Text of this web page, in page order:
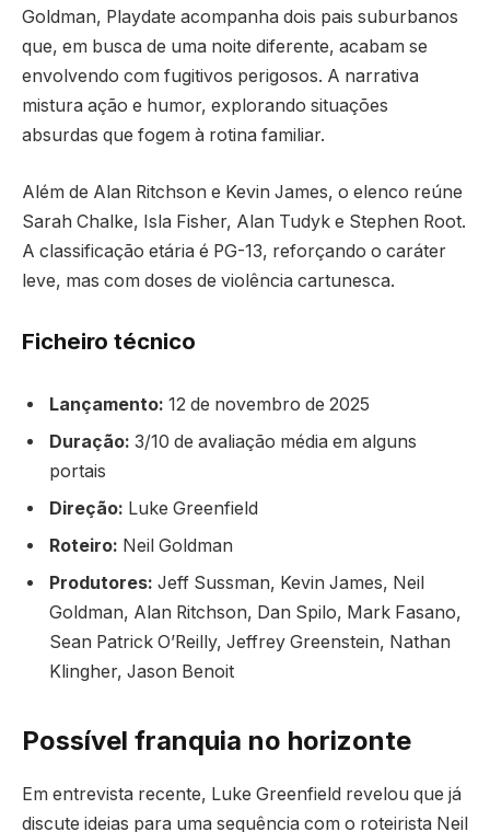
Goldman, Playdate acompanha dois pais suburbanos
que, em busca de uma noite diferente, acabam se
envolvendo com fugitivos perigosos. A narrativa
mistura ação e humor, explorando situações
absurdas que fogem à rotina familiar.
Além de Alan Ritchson e Kevin James, o elenco reúne
Sarah Chalke, Isla Fisher, Alan Tudyk e Stephen Root.
A classificação etária é PG-13, reforçando o caráter
leve, mas com doses de violência cartunesca.
Ficheiro técnico
Lançamento: 12 de novembro de 2025
Duração: 3/10 de avaliação média em alguns
portais
Direção: Luke Greenfield
Roteiro: Neil Goldman
Produtores: Jeff Sussman, Kevin James, Neil
Goldman, Alan Ritchson, Dan Spilo, Mark Fasano,
Sean Patrick O’Reilly, Jeffrey Greenstein, Nathan
Klingher, Jason Benoit
Possível franquia no horizonte
Em entrevista recente, Luke Greenfield revelou que já
discute ideias para uma sequência com o roteirista Neil